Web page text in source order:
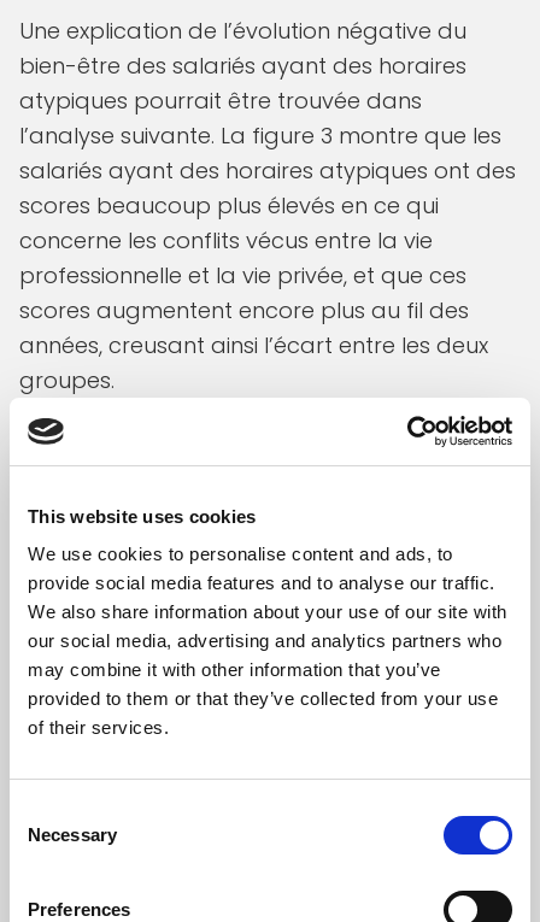
This website uses cookies
We use cookies to personalise content and ads, to
provide social media features and to analyse our traffic.
We also share information about your use of our site with
our social media, advertising and analytics partners who
may combine it with other information that you’ve
provided to them or that they’ve collected from your use
of their services.
Selection
Necessary
Preferences
Une explication de l’évolution négative du
bien-être des salariés ayant des horaires
atypiques pourrait être trouvée dans
l’analyse suivante. La figure 3 montre que les
salariés ayant des horaires atypiques ont des
scores beaucoup plus élevés en ce qui
concerne les conflits vécus entre la vie
professionnelle et la vie privée, et que ces
scores augmentent encore plus au fil des
années, creusant ainsi l’écart entre les deux
groupes.
Figure 3 : Évolution des conflits entre vie
professionnelle et vie privée (valeurs de 0 à
100)